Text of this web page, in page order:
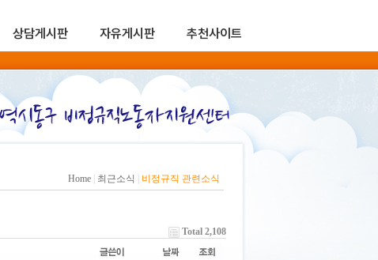
상담게시판 자유게시판 추천사이트
Home 최근소식 비정규직 관련소식
Total 2,108